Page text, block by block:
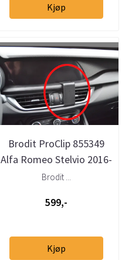
Kjøp
Brodit ProClip 855349
Alfa Romeo Stelvio 2016-
2025 Vinklet
Brodit ...
599,-
Kjøp